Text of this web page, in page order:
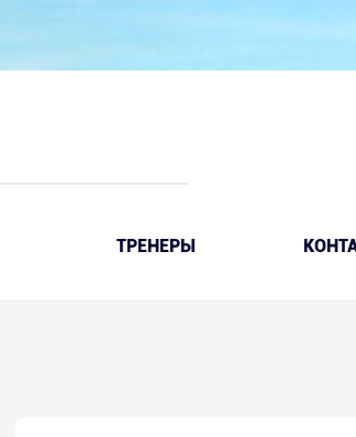
ТРЕНЕРЫ